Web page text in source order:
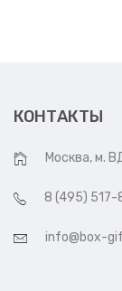
КОНТАКТЫ
Москва, м.
8 (495)
info@box-